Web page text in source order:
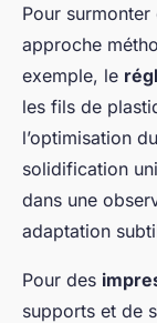
Pour
approche
exemple, le
les fils de
l’optimisation
solidification
dans une
adaptation
Pour des
supports et de